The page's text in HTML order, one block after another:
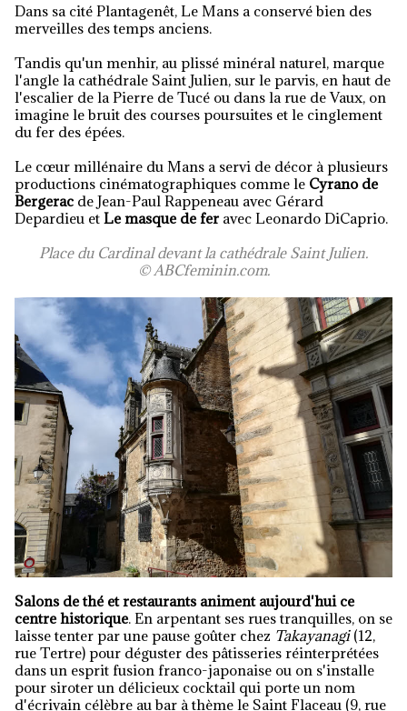
Dans sa cité Plantagenêt, Le Mans a conservé bien des
merveilles des temps anciens.
Tandis qu'un menhir, au plissé minéral naturel, marque
l'angle la cathédrale Saint Julien, sur le parvis, en haut de
l'escalier de la Pierre de Tucé ou dans la rue de Vaux, on
imagine le bruit des courses poursuites et le cinglement
du fer des épées.
Le cœur millénaire du Mans a servi de décor à plusieurs
productions cinématographiques comme le Cyrano de
Bergerac de Jean-Paul Rappeneau avec Gérard
Depardieu et Le masque de fer avec Leonardo DiCaprio.
Place du Cardinal devant la cathédrale Saint Julien.
© ABCfeminin.com.
Salons de thé et restaurants animent aujourd'hui ce
centre historique. En arpentant ses rues tranquilles, on se
laisse tenter par une pause goûter chez Takayanagi(12,
rue Tertre) pour déguster des pâtisseries réinterprétées
dans un esprit fusion franco-japonaise ou on s'installe
pour siroter un délicieux cocktail qui porte un nom
d'écrivain célèbre au bar à thème le Saint Flaceau (9, rue